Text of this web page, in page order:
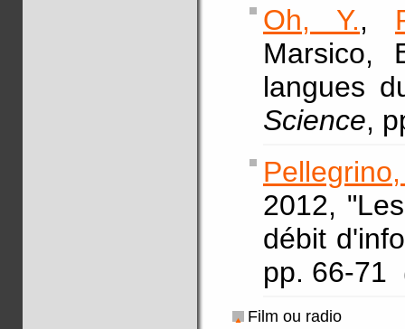
Oh, Y.,
Marsico,
langues
Science,
2012,
débit
pp. 66-71
Film ou radio